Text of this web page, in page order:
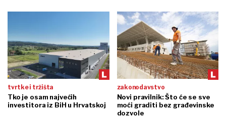
tvrtke i tržišta
Tko je osam najvećih
investitora iz BiH u Hrvatskoj
zakonodavstvo
Novi pravilnik: Što će se sve
moći graditi bez građevinske
dozvole